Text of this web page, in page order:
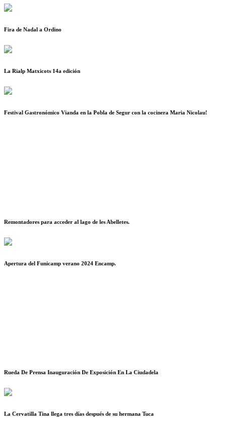
Fira de Nadal a Ordino
La Rialp Matxicots 14a edición
Festival Gastronómico Vianda en la Pobla de Segur con la cocinera Maria Nicolau!
Remontadores para acceder al lago de les Abelletes.
Apertura del Funicamp verano 2024 Encamp.
Rueda De Prensa Inauguración De Exposición En La Ciudadela
La Cervatilla Tina llega tres días después de su hermana Tuca